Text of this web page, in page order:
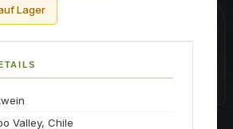
Lager
Valley, Chile